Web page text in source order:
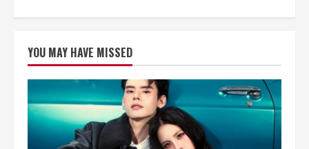
รี
เซนเตอร์
“เจ
แฮร์
เซ
รั่ม”
ฉลอง
ความ
สำเร็จ
พร้อม
YOU MAY HAVE MISSED